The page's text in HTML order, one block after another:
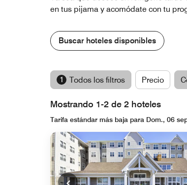
en tus pijama y acomódate con tu
Buscar hoteles disponibles
1 Todos los filtros Precio
Mostrando 1-2 de 2 hoteles
Tarifa estándar más baja para Dom., 06